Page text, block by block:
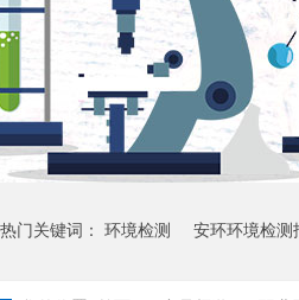
热门关键词： 环境检测 安环环境检测